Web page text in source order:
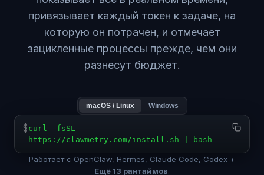
привязывает каждый токен к задаче, на
которую он потрачен, и отмечает
зацикленные процессы прежде, чем они
разнесут бюджет.
macOS / Linux Windows
$ curl -fsSL
https://clawmetry.com/install.sh | bash
Работает с OpenClaw, Hermes, Claude Code, Codex +
Ещё 13 рантаймов.